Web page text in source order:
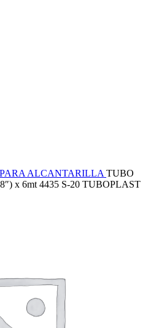
ALCANTARILLA TUBO
x 6mt 4435 S-20 TUBOPLAST